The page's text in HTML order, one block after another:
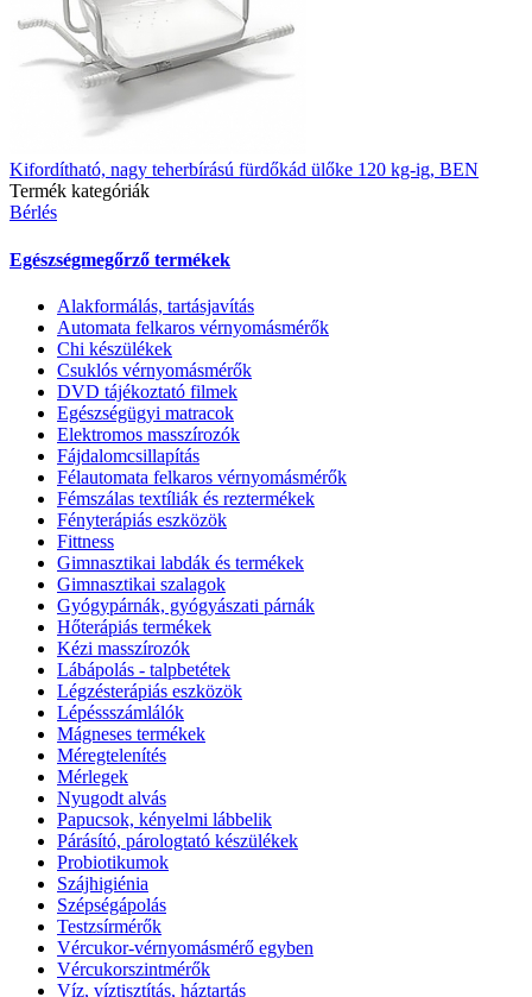
Kifordítható, nagy teherbírású fürdőkád ülőke 120 kg-ig, BEN
Termék kategóriák
Bérlés
Egészségmegőrző termékek
Alakformálás, tartásjavítás
Automata felkaros vérnyomásmérők
Chi készülékek
Csuklós vérnyomásmérők
DVD tájékoztató filmek
Egészségügyi matracok
Elektromos masszírozók
Fájdalomcsillapítás
Félautomata felkaros vérnyomásmérők
Fémszálas textíliák és reztermékek
Fényterápiás eszközök
Fittness
Gimnasztikai labdák és termékek
Gimnasztikai szalagok
Gyógypárnák, gyógyászati párnák
Hőterápiás termékek
Kézi masszírozók
Lábápolás - talpbetétek
Légzésterápiás eszközök
Lépéssszámlálók
Mágneses termékek
Méregtelenítés
Mérlegek
Nyugodt alvás
Papucsok, kényelmi lábbelik
Párásító, párologtató készülékek
Probiotikumok
Szájhigiénia
Szépségápolás
Testzsírmérők
Vércukor-vérnyomásmérő egyben
Vércukorszintmérők
Víz, víztisztítás, háztartás